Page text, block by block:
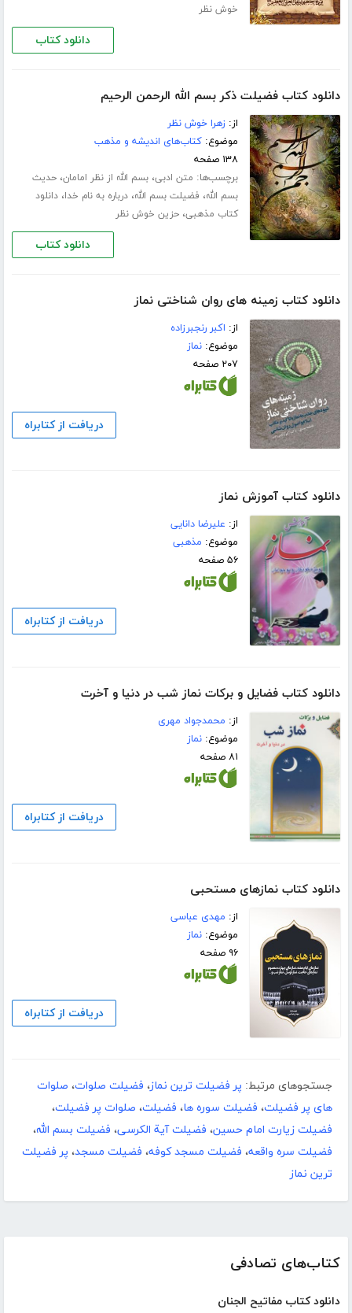
کتاب‌های تصادفی
دانلود کتاب مفاتیح الجنان
خوش نظر
دانلود کتاب
دانلود کتاب فضیلت ذکر بسم الله الرحمن الرحیم
از:زهرا خوش نظر
موضوع:کتاب‌های اندیشه و مذهب
۱۳۸ صفحه
برچسب‌ها: متن ادبی،بسم الله از نظر امامان،حدیث
بسم الله، فضیلت بسم الله،درباره به نام خدا،دانلود
کتاب مذهبی،حزین خوش نظر
دانلود کتاب
دانلود کتاب زمینه های روان شناختی نماز
از: اکبر رنجبرزاده
موضوع:نماز
۲۰۷ صفحه
دریافت از کتابراه
دانلود کتاب آموزش نماز
از: علیرضا دانایی
موضوع: مذهبی
۵۶ صفحه
دریافت از کتابراه
دانلود کتاب فضایل و برکات نماز شب در دنیا و آخرت
از: محمدجواد مهری
موضوع:نماز
۸۱ صفحه
دریافت از کتابراه
دانلود کتاب نمازهای مستحبی
از: مهدی عباسی
موضوع:نماز
۹۶ صفحه
دریافت از کتابراه
جستجوهای مرتبط: پر فضیلت ترین نماز، فضیلت صلوات، صلوات
های پر فضیلت، فضیلت سوره ها، فضیلت، صلوات پر فضیلت،
فضیلت زیارت امام حسین، فضیلت آیة الکرسی، فضیلت بسم الله،
فضیلت سره واقعه، فضیلت مسجد کوفه، فضیلت مسجد، پر فضیلت
ترین نماز